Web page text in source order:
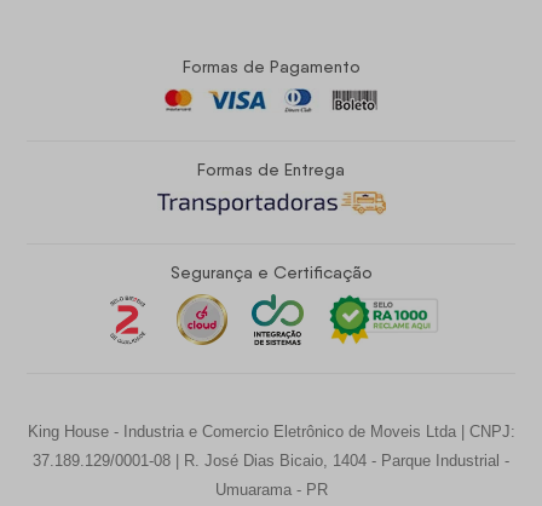
Formas de Pagamento
Formas de Entrega
Segurança e Certificação
King House - Industria e Comercio Eletrônico de Moveis Ltda | CNPJ:
37.189.129/0001-08 | R. José Dias Bicaio, 1404 - Parque Industrial -
Umuarama - PR